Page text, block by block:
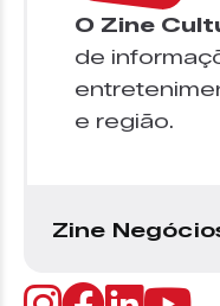
O Zine
de
e região.
Zine